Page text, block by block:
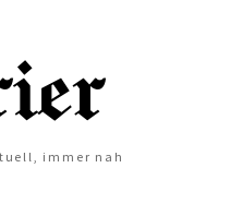
immer nah